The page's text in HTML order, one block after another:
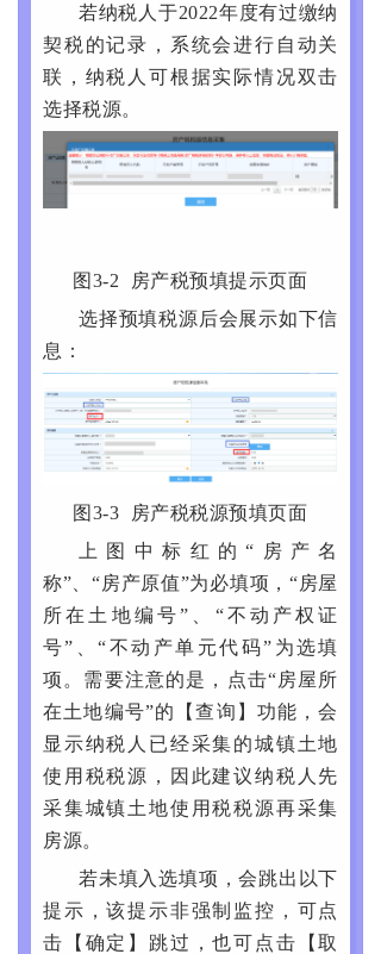
若纳税人于2022年度有过缴纳
契税的记录，系统会进行自动关
联，纳税人可根据实际情况双击
选择税源。
图3-2 房产税预填提示页面
选择预填税源后会展示如下信
息：
图3-3 房产税税源预填页面
上图中标红的“房产名
称”、“房产原值”为必填项，“房屋
所在土地编号”、“不动产权证
号”、“不动产单元代码”为选填
项。需要注意的是，点击“房屋所
在土地编号”的【查询】功能，会
显示纳税人已经采集的城镇土地
使用税税源，因此建议纳税人先
采集城镇土地使用税税源再采集
房源。
若未填入选填项，会跳出以下
提示，该提示非强制监控，可点
击【确定】跳过，也可点击【取